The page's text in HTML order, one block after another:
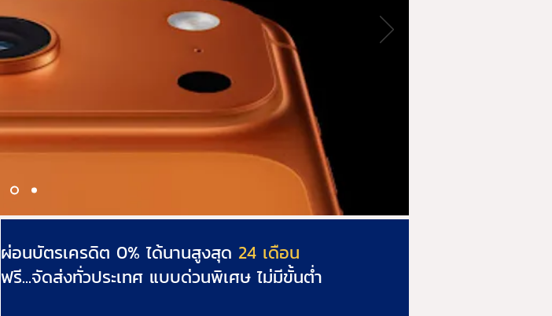
ผ่อนบัตรเครดิต 0% ได้นานสูงสุด 24 เดือน
ฟรี...จัดส่งทั่วประเทศ แบบด่วนพิเศษ ไม่มีขั้นต่ำ